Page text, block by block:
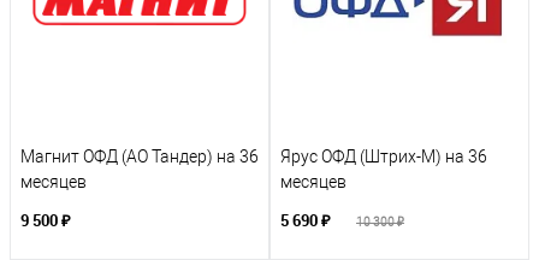
Магнит ОФД (АО Тандер) на 36
месяцев
9 500 ₽
Ярус ОФД (Штрих-М) на 36
месяцев
5 690 ₽ 10 300 ₽